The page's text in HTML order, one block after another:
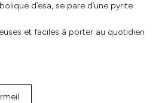
d’esa, se pare d’une pyrite
et faciles à porter au quotidien